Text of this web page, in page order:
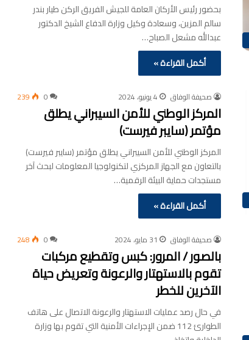
بحضور رئيس الأركان العامة للجيش الفريق الركن طيار بندر
سالم المزين، وسعادة وكيل وزارة الدفاع الشيخ الدكتور
عبدالله مشعل الصباح…
أكمل القراءة »
صحيفة الوفاق 4 يونيو، 2024 0
239
المركز الوطني للأمن السيبراني يطلق
مؤتمر (سايبر فيرست)
المركز الوطني للأمن السيبراني يطلق مؤتمر (سايبر فيرست)
بالتعاون مع الجهاز المركزي لتكنولوجيا المعلومات لبحث آخر
مستجدات حماية البيئة الرقمية…
أكمل القراءة »
صحيفة الوفاق 31 مايو، 2024 0
248
بالصور / المرور: كبس وتقطيع مركبات
تقوم بالاستهتار والرعونة وتعريض حياة
الآخرين للخطر
في حال رصد عمليات الاستهتار والرعونة الاتصال على هاتف
الطوارئ 112 ضمن الإجراءات الأمنية التي تقوم بها وزارة